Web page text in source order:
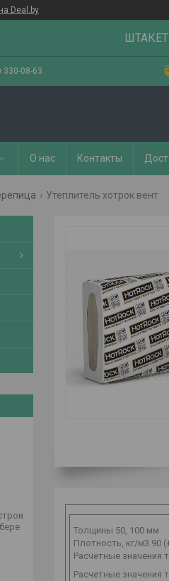
Deal.by
330-08-63
О нас Контакты
Утеплитель хотрок вент
Толщины 50, 100 мм
Плотность, кг/м3 90
Расчетные значения
Расчетные значения